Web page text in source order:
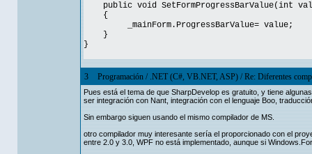
public void SetFormProgressBarValue(int
{
_mainForm.ProgressBarValue= value;
}
}
3 Programación/ .NET (C#, VB.NET, ASP)/Re: Diferentes
Pues está el tema de que SharpDevelop es gratuito, y tiene
ser integración con Nant, integración con el lenguaje Boo,
Sin embargo siguen usando el mismo compilador de MS.
otro compilador muy interesante sería el proporcionado con el
entre 2.0 y 3.0, WPF no está implementado, aunque si